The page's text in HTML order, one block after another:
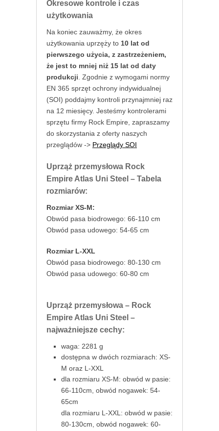
Okresowe kontrole i czas
użytkowania
Na koniec zauważmy, że okres
użytkowania uprzęży to 10 lat od
pierwszego użycia, z zastrzeżeniem,
że jest to mniej niż 15 lat od daty
produkcji . Zgodnie z wymogami normy
EN 365 sprzęt ochrony indywidualnej
(SOI) poddajmy kontroli przynajmniej raz
na 12 miesięcy. Jesteśmy kontrolerami
sprzętu firmy Rock Empire, zapraszamy
do skorzystania z oferty naszych
przeglądów -> Przeglądy SOI
Uprząż przemysłowa Rock
Empire Atlas Uni Steel – Tabela
rozmiarów:
Rozmiar XS-M:
Obwód pasa biodrowego: 66-110 cm
Obwód pasa udowego: 54-65 cm
Rozmiar L-XXL
Obwód pasa biodrowego: 80-130 cm
Obwód pasa udowego: 60-80 cm
Uprząż przemysłowa – Rock
Empire Atlas Uni Steel –
najważniejsze cechy:
waga: 2281 g
dostępna w dwóch rozmiarach: XS-
M oraz L-XXL
dla rozmiaru XS-M: obwód w pasie:
66-110cm, obwód nogawek: 54-
65cm
dla rozmiaru L-XXL: obwód w pasie:
80-130cm, obwód nogawek: 60-